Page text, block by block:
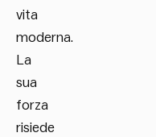
vita
moderna.
La
sua
forza
risiede